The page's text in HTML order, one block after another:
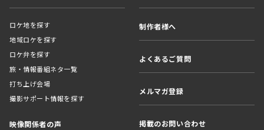
ロケ地を探す
地域ロケを探す
ロケ弁を探す
旅・情報番組ネタ一覧
打ち上げ会場
撮影サポート情報を探す
映像関係者の声
制作者様へ
よくあるご質問
メルマガ登録
掲載のお問い合わせ